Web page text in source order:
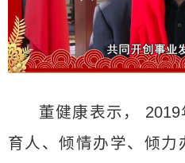
董健康表示，
育人、倾情办学、倾力